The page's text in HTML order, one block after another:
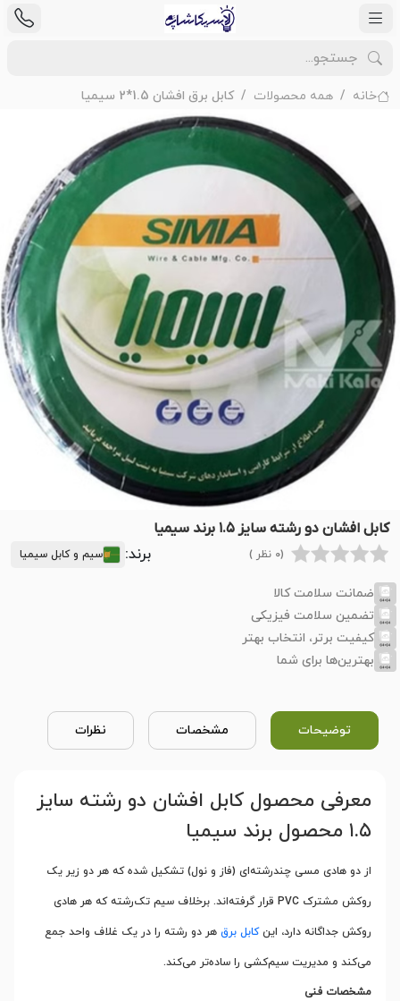
خانه همه محصولات کابل برق افشان 1.5*2 سیمیا
کابل افشان دو رشته سایز ۱.۵ برند سیمیا
(0 نظر ) برند: سیم و کابل سیمیا
ضمانت سلامت کالا
تضمین سلامت فیزیکی
کیفیت برتر، انتخاب بهتر
بهترین‌ها برای شما
توضیحات مشخصات نظرات
معرفی محصول کابل افشان دو رشته سایز
۱.۵ محصول برند سیمیا
از دو هادی مسی چندرشته‌ای (فاز و نول) تشکیل شده که هر دو زیر یک
روکش مشترک PVC قرار گرفته‌اند. برخلاف سیم تک‌رشته که هر هادی
روکش جداگانه دارد، اینکابل برق هر دو رشته را در یک غلاف واحد جمع
می‌کند و مدیریت سیم‌کشی را ساده‌تر می‌کند.
مشخصات فنی